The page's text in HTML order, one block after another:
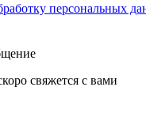
персональных
свяжется с вами